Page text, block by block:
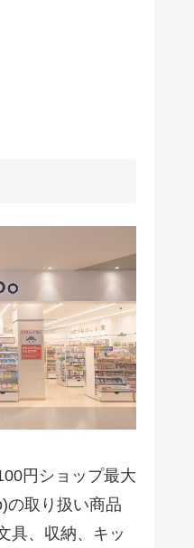
円ショップ最大
の取り扱い商品
具、収納、キッ